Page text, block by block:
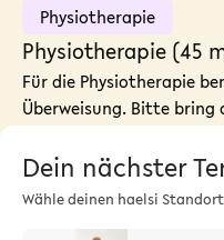
Physiotherapie
Physiotherapie (45
Für die Physiotherapie
Überweisung. Bitte bring
Dein nächster
Wähle deinen haelsi Standort